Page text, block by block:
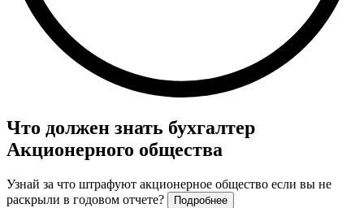
Что должен знать бухгалтер
Акционерного общества
Узнай за что штрафуют акционерное общество если вы не
раскрыли в годовом отчете?
Подробнее